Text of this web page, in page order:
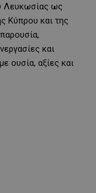
Λευκωσίας ως
Κύπρου και της
και
ουσία, αξίες και